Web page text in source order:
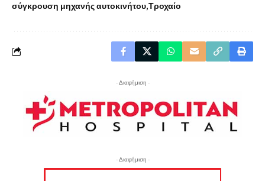
σύγκρουση μηχανής αυτοκινήτου Τροχαίο
- Διαφήμιση -
- Διαφήμιση -